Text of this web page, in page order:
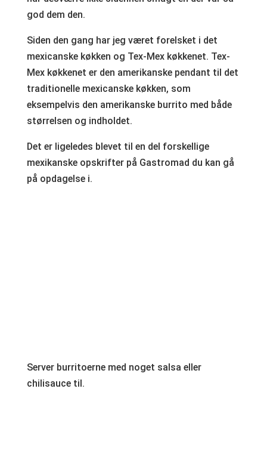
god dem den.
Siden den gang har jeg været forelsket i det
mexicanske køkken og Tex-Mex køkkenet. Tex-
Mex køkkenet er den amerikanske pendant til det
traditionelle mexicanske køkken, som
eksempelvis den amerikanske burrito med både
størrelsen og indholdet.
Det er ligeledes blevet til en del forskellige
mexikanske opskrifter på Gastromad du kan gå
på opdagelse i.
Server burritoerne med noget salsa eller
chilisauce til.